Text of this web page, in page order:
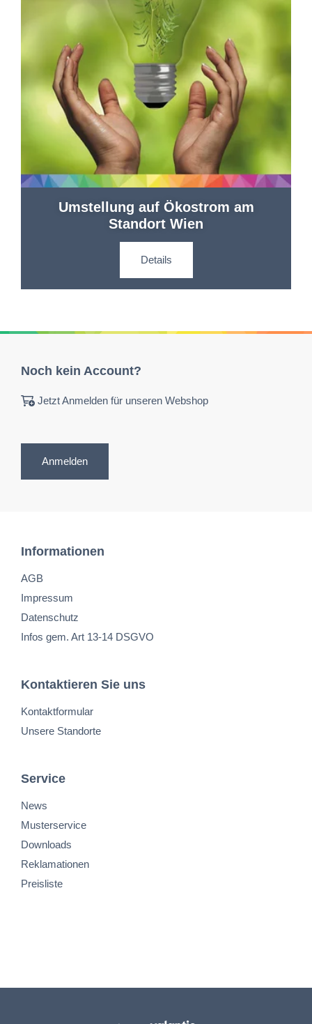
Umstellung auf Ökostrom am
Standort Wien
Details
Noch kein Account?
Jetzt Anmelden für unseren Webshop
Anmelden
Informationen
AGB
Impressum
Datenschutz
Infos gem. Art 13-14 DSGVO
Kontaktieren Sie uns
Kontaktformular
Unsere Standorte
Service
News
Musterservice
Downloads
Reklamationen
Preisliste